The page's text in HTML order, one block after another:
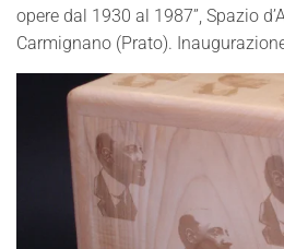
opere dal 1930 al 1987”, Spazio
Carmignano (Prato).